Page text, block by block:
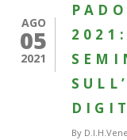
AGO
05
2021
By